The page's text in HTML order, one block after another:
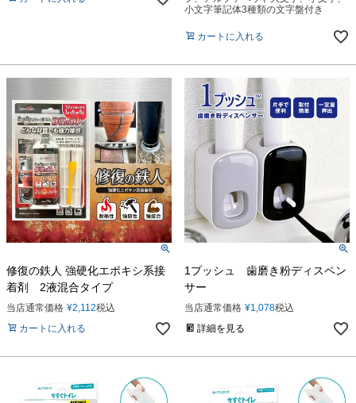
小文字筆記体3種類の文字盤付き
カートに入れる
修復の鉄人 強硬化エポキシ系接
着剤 2液混合タイプ
当店通常価格 ¥2,112税込
カートに入れる
1プッシュ 歯磨き粉ディスペン
サー
当店通常価格 ¥1,078税込
詳細を見る